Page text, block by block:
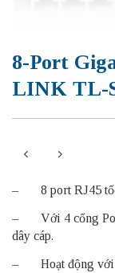
8-Port
LINK TL-
– 8 port RJ45 tốc
– Với 4 cổng PoE,
dây cáp.
– Hoạt động với